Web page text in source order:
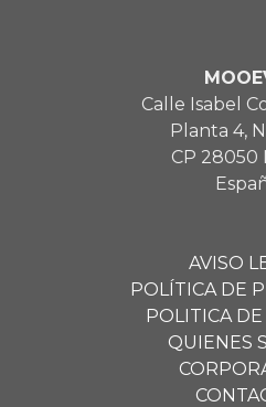
Calle Isabel
Planta 4,
CP 28050
AVISO
POLÍTICA DE
POLITICA DE
QUIENES